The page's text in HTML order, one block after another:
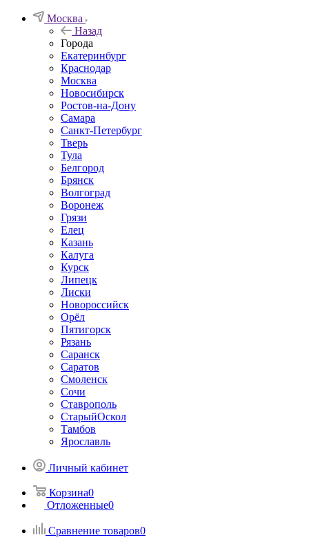
Москва
Назад
Города
Екатеринбург
Краснодар
Москва
Новосибирск
Ростов-на-Дону
Самара
Санкт-Петербург
Тверь
Тула
Белгород
Брянск
Волгоград
Воронеж
Грязи
Елец
Казань
Калуга
Курск
Липецк
Лиски
Новороссийск
Орёл
Пятигорск
Рязань
Саранск
Саратов
Смоленск
Сочи
Ставрополь
СтарыйОскол
Тамбов
Ярославль
Личный кабинет
Корзина0
Отложенные0
Сравнение товаров0